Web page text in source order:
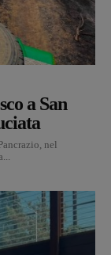
a San
nel